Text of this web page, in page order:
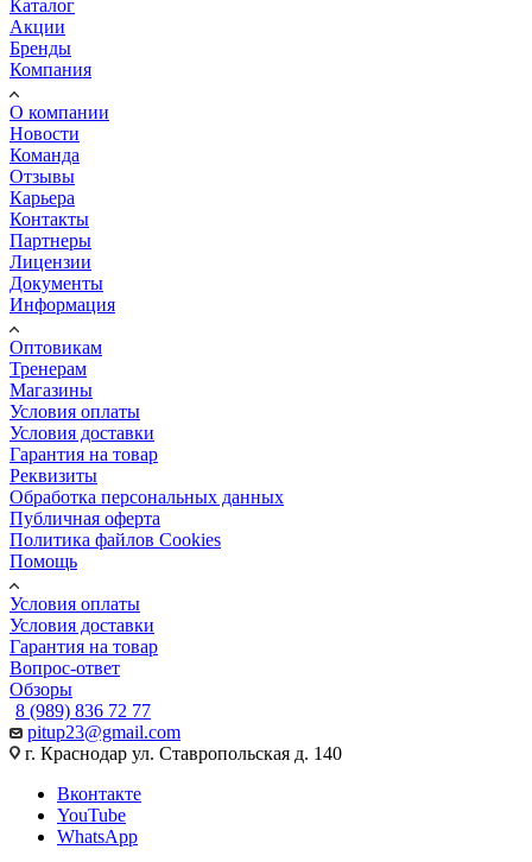
Каталог
Акции
Бренды
Компания
О компании
Новости
Команда
Отзывы
Карьера
Контакты
Партнеры
Лицензии
Документы
Информация
Оптовикам
Тренерам
Магазины
Условия оплаты
Условия доставки
Гарантия на товар
Реквизиты
Обработка персональных данных
Публичная оферта
Политика файлов Cookies
Помощь
Условия оплаты
Условия доставки
Гарантия на товар
Вопрос-ответ
Обзоры
8 (989) 836 72 77
pitup23@gmail.com
г. Краснодар ул. Ставропольская д. 140
Вконтакте
YouTube
WhatsApp